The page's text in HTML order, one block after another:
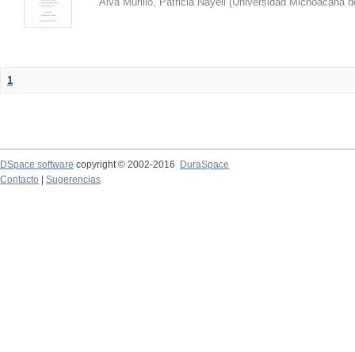
1
DSpace software copyright © 2002-2016
DuraSpace
Contacto
Sugerencias